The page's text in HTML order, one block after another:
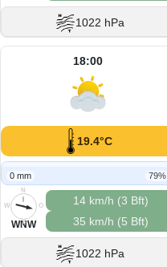
1022 hPa
18:00
19.4°C
0 mm 79%
N
O
S
W
WNW
14 km/h (3 Bft)
35 km/h (5 Bft)
1022 hPa